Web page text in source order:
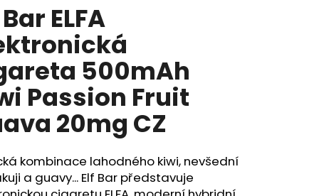
ELFA
500mAh
Passion Fruit
20mg CZ
kombinace lahodného kiwi, nevšední
a guavy... Elf Bar představuje
Následující